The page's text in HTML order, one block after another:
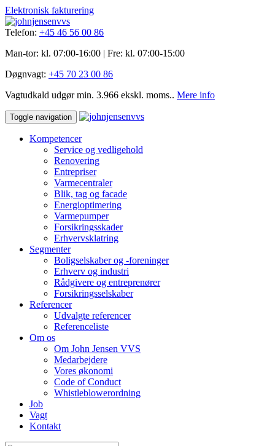
Elektronisk fakturering
Telefon: +45 46 56 00 86
Man-tor: kl. 07:00-16:00 | Fre: ​kl. 07:00-15​:00
Døgnvagt: +45 70 23 00 86
Vagtudkald udgør min. 3.966 ekskl. moms.. Mere info
Toggle navigation
Kompetencer
Service og vedligehold
Renovering
Entrepriser
Varmecentraler
Blik, tag og facade
Energioptimering
Varmepumper
Forsikringsskader
Erhvervsklatring
Segmenter
Boligselskaber og -foreninger
Erhverv og industri
Rådgivere og entreprenører
Forsikringsselskaber
Referencer
Udvalgte referencer
Referenceliste
Om os
Om John Jensen VVS
Medarbejdere
Vores økonomi
Code of Conduct
Whistleblowerordning
Job
Vagt
Kontakt